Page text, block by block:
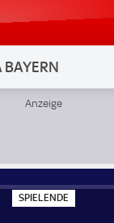
BAYERN
SPIELENDE
P